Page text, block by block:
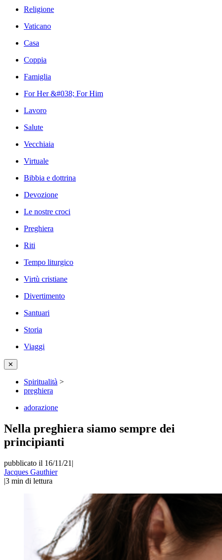
Religione
Vaticano
Casa
Coppia
Famiglia
For Her &#038; For Him
Lavoro
Salute
Vecchiaia
Virtuale
Bibbia e dottrina
Devozione
Le nostre croci
Preghiera
Riti
Tempo liturgico
Virtù cristiane
Divertimento
Santuari
Storia
Viaggi
✕
Spiritualità >
preghiera
adorazione
Nella preghiera siamo sempre dei
principianti
pubblicato il 16/11/21 |
Jacques Gauthier
|3 min di lettura